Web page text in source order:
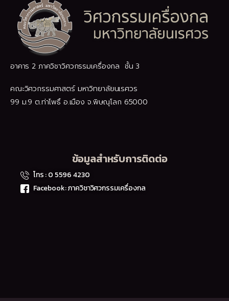
อาคาร 2 ภาควิชาวิศวกรรมเครื่องกล ชั้น 3
คณะวิศวกรรมศาสตร์ มหาวิทยาลัยนเรศวร
99 ม.9 ต.ท่าโพธิ์ อ.เมือง จ.พิษณุโลก 65000
ข้อมูลสำหรับการติดต่อ
โทร : 0 5596 4230
Facebook: ภาควิชาวิศวกรรมเครื่องกล